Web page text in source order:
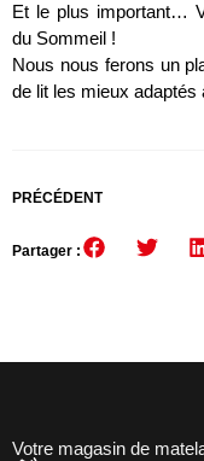
Et le plus important…
du Sommeil !
Nous nous ferons un
de lit les mieux adaptés
PRÉCÉDENT
Partager :
Votre magasin de